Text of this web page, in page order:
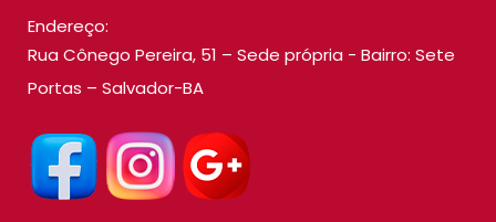
Endereço:
Rua Cônego Pereira, 51 – Sede própria - Bairro: Sete
Portas – Salvador-BA